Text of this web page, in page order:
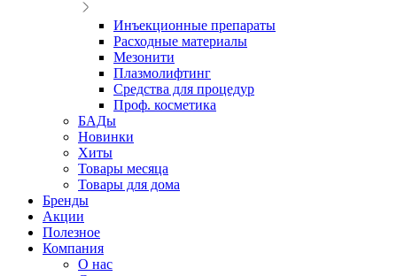
Инъекционные препараты
Расходные материалы
Мезонити
Плазмолифтинг
Средства для процедур
Проф. косметика
БАДы
Новинки
Хиты
Товары месяца
Товары для дома
Бренды
Акции
Полезное
Компания
О нас